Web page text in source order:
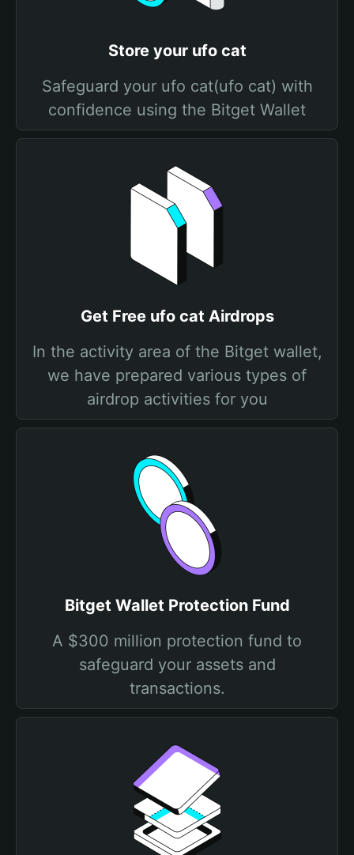
Store your ufo cat
Safeguard your ufo cat(ufo cat) with
confidence using the Bitget Wallet
Get Free ufo cat Airdrops
In the activity area of the Bitget wallet,
we have prepared various types of
airdrop activities for you
Bitget Wallet Protection Fund
A $300 million protection fund to
safeguard your assets and
transactions.